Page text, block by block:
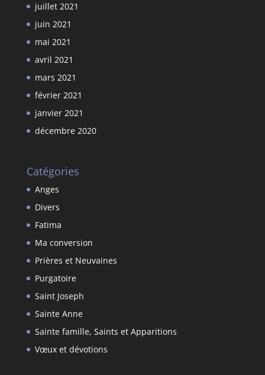
juillet 2021
juin 2021
mai 2021
avril 2021
mars 2021
février 2021
janvier 2021
décembre 2020
Catégories
Anges
Divers
Fatima
Ma conversion
Prières et Neuvaines
Purgatoire
Saint Joseph
Sainte Anne
Sainte famille, Saints et Apparitions
Vœux et dévotions